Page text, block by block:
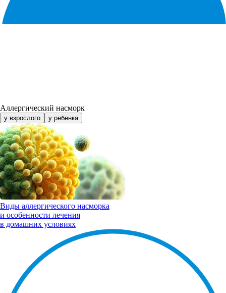
Аллергический насморк
у взрослого у ребенка
Виды аллергического насморка
и особенности лечения
в домашних условиях